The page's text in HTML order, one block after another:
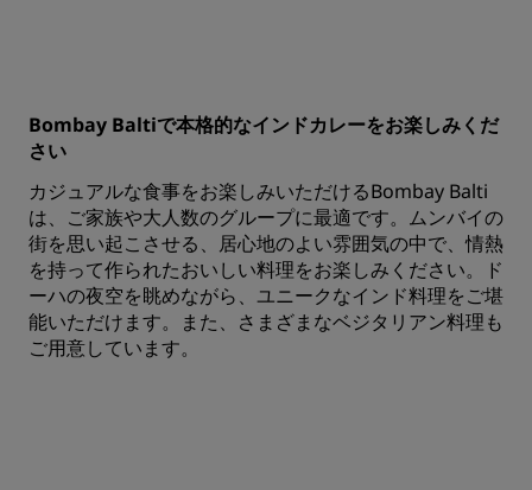
Bombay Baltiで本格的なインドカレーをお楽しみくだ
さい
カジュアルな食事をお楽しみいただけるBombay Balti
は、ご家族や大人数のグループに最適です。ムンバイの
街を思い起こさせる、居心地のよい雰囲気の中で、情熱
を持って作られたおいしい料理をお楽しみください。ド
ーハの夜空を眺めながら、ユニークなインド料理をご堪
能いただけます。また、さまざまなベジタリアン料理も
ご用意しています。